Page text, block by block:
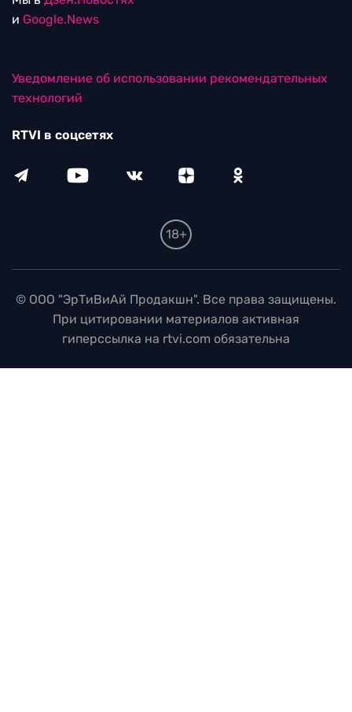
и Google.News
Уведомление об использовании рекомендательных
технологий
RTVI в соцсетях
18+
© ООО "ЭрТиВиАй Продакшн". Все права защищены.
При цитировании материалов активная
гиперссылка на rtvi.com обязательна